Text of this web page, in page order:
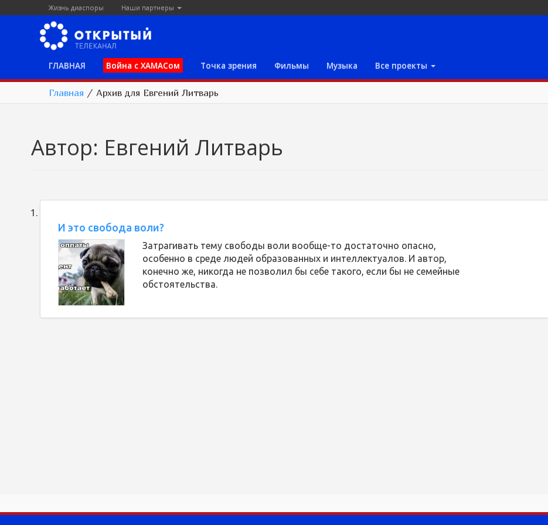
Жизнь диаспоры Наши партнеры
ГЛАВНАЯ Война с ХАМАСом Точка зрения Фильмы Музыка Все проекты
Главная / Архив для Евгений Литварь
Автор: Евгений Литварь
И это свобода воли?
Затрагивать тему свободы воли вообще-то достаточно опасно,
особенно в среде людей образованных и интеллектуалов. И автор,
конечно же, никогда не позволил бы себе такого, если бы не семейные
обстоятельства.